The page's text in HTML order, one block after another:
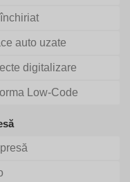
auto uzate
digitalizare
Low-Code